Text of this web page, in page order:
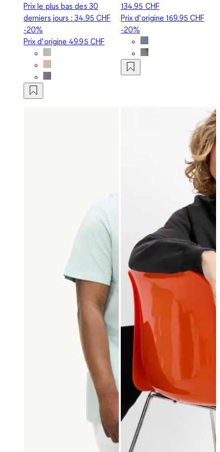
Prix le plus bas des 30
derniers jours :34.95 CHF
-20%
Prix d‘origine 49.95 CHF
134.95 CHF
Prix d‘origine169.95 CHF
-20%